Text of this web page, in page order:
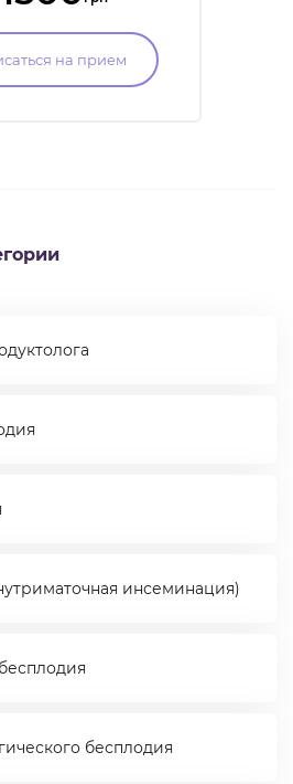
общества
медицины.
на прием
инсеминация)
бесплодия